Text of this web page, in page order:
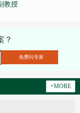
教授
？
+MORE